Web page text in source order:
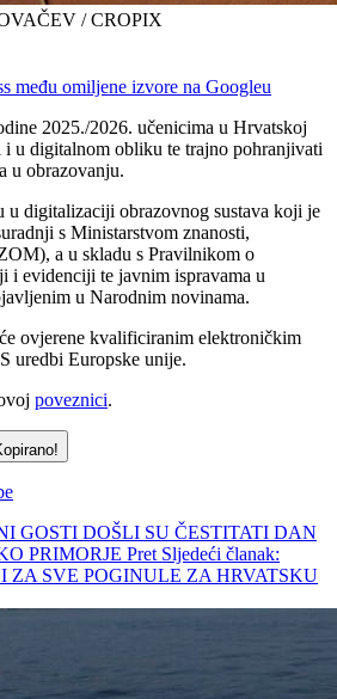
/ CROPIX
među omiljene izvore na Googleu
2025./2026. učenicima u Hrvatskoj
i u digitalnom obliku te trajno pohranjivati
u obrazovanju.
u digitalizaciji obrazovnog sustava koji je
s Ministarstvom znanosti,
a u skladu s Pravilnikom o
i evidenciji te javnim ispravama u
u Narodnim novinama.
ovjerene kvalificiranim elektroničkim
uredbi Europske unije.
poveznici.
GOSTI DOŠLI SU ČESTITATI DAN
PRIMORJE Pret Sljedeći članak:
ZA SVE POGINULE ZA HRVATSKU